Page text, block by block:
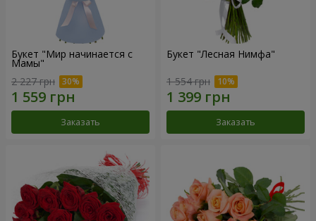
Букет "Мир начинается с
Мамы"
2 227 грн
Заказать
Букет "Лесная Нимфа"
1 554 грн
Заказать